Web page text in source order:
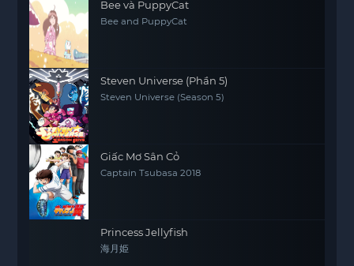
Bộ anime này không chỉ thu hút người xem bằng
những pha hành động kịch tính mà còn chạm
đến những cảm xúc sâu sắc về tình người và
những giá trị sống. Nếu bạn yêu thích thể loại
anime hành động kết hợp với yếu tố huyền bí, Bộc
Hỏa Nhân Tượng chắc chắn là một lựa chọn thú
vị mà bạn không nên bỏ qua.
Bee và PuppyCat
Bee and PuppyCat
Steven Universe (Phần 5)
Steven Universe (Season 5)
Giấc Mơ Sân Cỏ
Captain Tsubasa 2018
Princess Jellyfish
海月姫